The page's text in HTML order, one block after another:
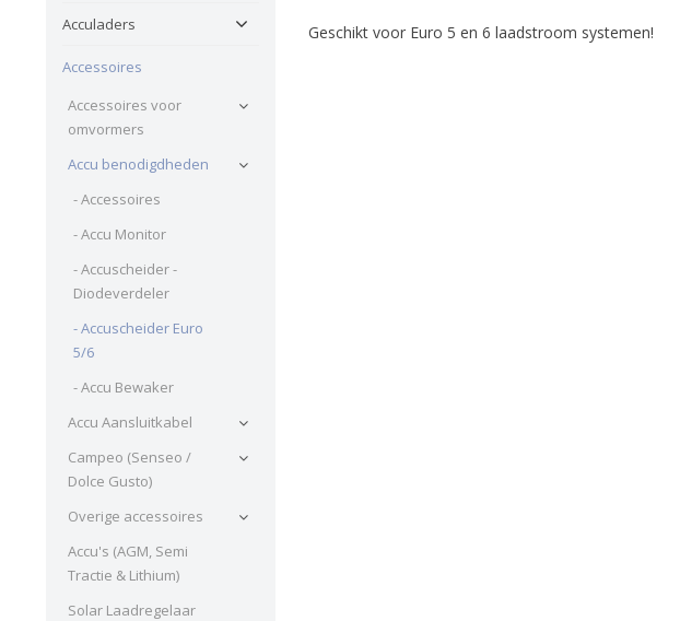
Acculaders
Accessoires
Accessoires voor
omvormers
Accu benodigdheden
- Accessoires
- Accu Monitor
- Accuscheider -
Diodeverdeler
- Accuscheider Euro
5/6
- Accu Bewaker
Accu Aansluitkabel
Campeo (Senseo /
Dolce Gusto)
Overige accessoires
Accu's (AGM, Semi
Tractie & Lithium)
Solar Laadregelaar
Geschikt voor Euro 5 en 6 laadstroom systemen!